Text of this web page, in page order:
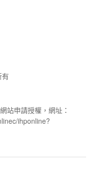
站申請授權，網址：
ihponline?